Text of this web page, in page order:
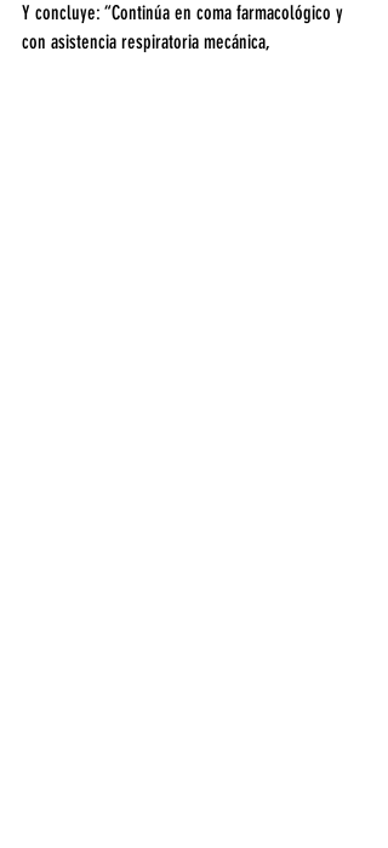
Y concluye: “Continúa en coma farmacológico y
con asistencia respiratoria mecánica,